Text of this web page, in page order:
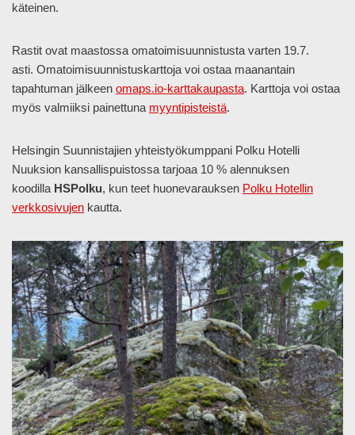
käteinen.
Rastit ovat maastossa omatoimisuunnistusta varten 19.7.
asti. Omatoimisuunnistuskarttoja voi ostaa maanantain
tapahtuman jälkeen omaps.io-karttakaupasta. Karttoja voi ostaa
myös valmiiksi painettuna myyntipisteistä.
Helsingin Suunnistajien yhteistyökumppani Polku Hotelli
Nuuksion kansallispuistossa tarjoaa 10 % alennuksen
koodilla HSPolku, kun teet huonevarauksen Polku Hotellin
verkkosivujen kautta.